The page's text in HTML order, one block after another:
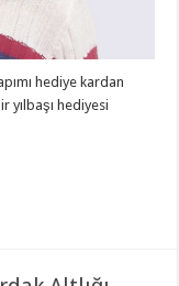
hediye kardan
yılbaşı hediyesi